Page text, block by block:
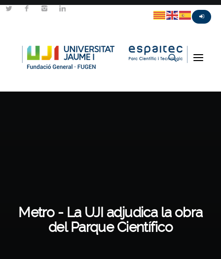
Metro - La UJI adjudica la obra
del Parque Científico